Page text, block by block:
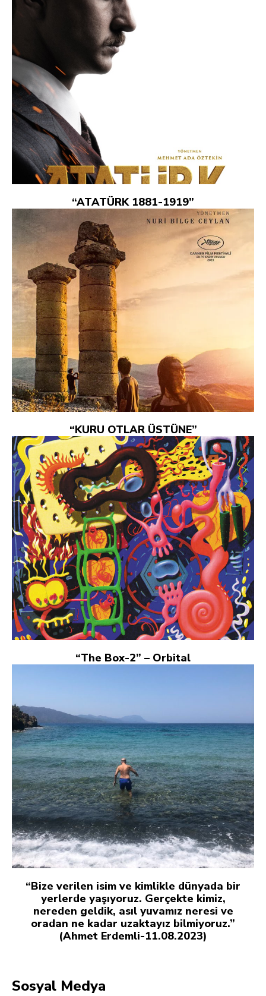
“ATATÜRK 1881-1919”
“KURU OTLAR ÜSTÜNE”
“The Box-2” – Orbital
“Bize verilen isim ve kimlikle dünyada bir
yerlerde yaşıyoruz. Gerçekte kimiz,
nereden geldik, asıl yuvamız neresi ve
oradan ne kadar uzaktayız bilmiyoruz.”
(Ahmet Erdemli-11.08.2023)
Sosyal Medya